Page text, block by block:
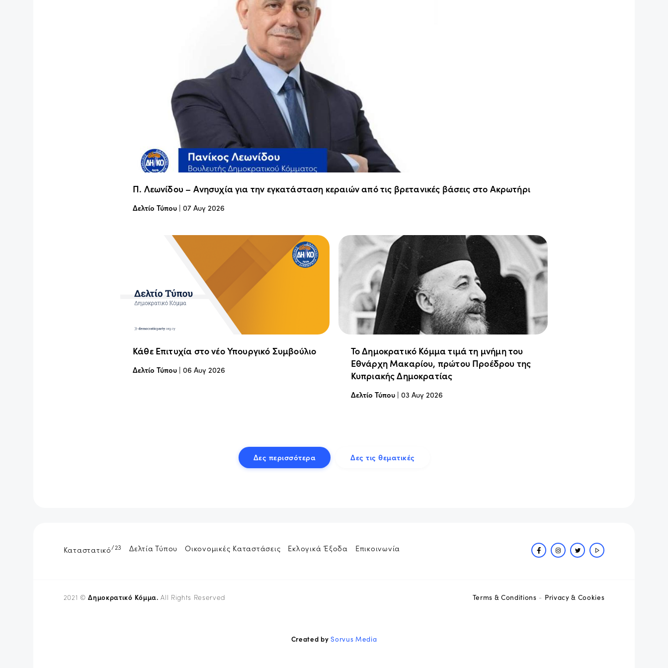
Π. Λεωνίδου – Ανησυχία για την εγκατάσταση κεραιών από τις βρετανικές βάσεις στο Ακρωτήρι
Δελτίο Τύπου | 07 Αυγ 2026
Κάθε Επιτυχία στο νέο Υπουργικό Συμβούλιο
Δελτίο Τύπου | 06 Αυγ 2026
Το Δημοκρατικό Κόμμα τιμά τη μνήμη του
Εθνάρχη Μακαρίου, πρώτου Προέδρου της
Κυπριακής Δημοκρατίας
Δελτίο Τύπου| 03 Αυγ 2026
Δες περισσότερα Δες τις θεματικές
Καταστατικό/23 Δελτία Τύπου Οικονομικές Καταστάσεις Εκλογικά Έξοδα Επικοινωνία
2021 ©Δημοκρατικό Κόμμα. All Rights Reserved Terms & Conditions - Privacy & Cookies
Created bySorvus Media